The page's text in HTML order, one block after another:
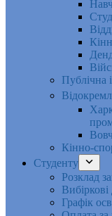
Публічна
Кінно-
Студенту
Розклад
Графік